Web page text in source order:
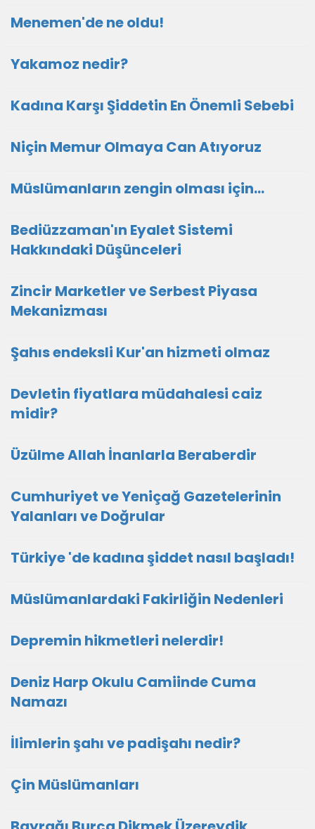
Menemen'de ne oldu!
Yakamoz nedir?
Kadına Karşı Şiddetin En Önemli Sebebi
Niçin Memur Olmaya Can Atıyoruz
Müslümanların zengin olması için...
Bediüzzaman'ın Eyalet Sistemi
Hakkındaki Düşünceleri
Zincir Marketler ve Serbest Piyasa
Mekanizması
Şahıs endeksli Kur'an hizmeti olmaz
Devletin fiyatlara müdahalesi caiz
midir?
Üzülme Allah İnanlarla Beraberdir
Cumhuriyet ve Yeniçağ Gazetelerinin
Yalanları ve Doğrular
Türkiye 'de kadına şiddet nasıl başladı!
Müslümanlardaki Fakirliğin Nedenleri
Depremin hikmetleri nelerdir!
Deniz Harp Okulu Camiinde Cuma
Namazı
İlimlerin şahı ve padişahı nedir?
Çin Müslümanları